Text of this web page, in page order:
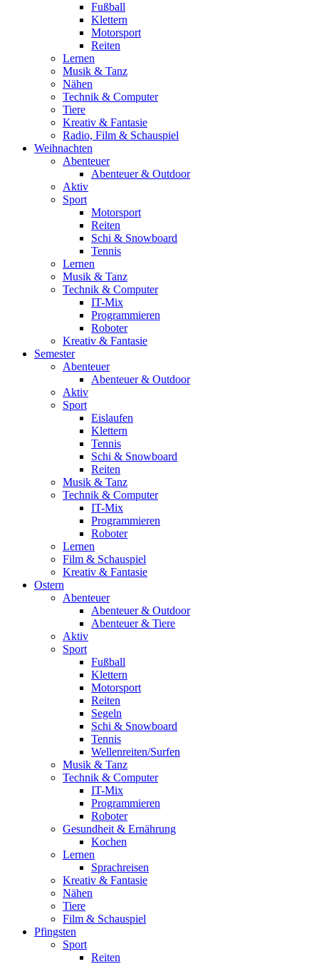
Fußball
Klettern
Motorsport
Reiten
Lernen
Musik & Tanz
Nähen
Technik & Computer
Tiere
Kreativ & Fantasie
Radio, Film & Schauspiel
Weihnachten
Abenteuer
Abenteuer & Outdoor
Aktiv
Sport
Motorsport
Reiten
Schi & Snowboard
Tennis
Lernen
Musik & Tanz
Technik & Computer
IT-Mix
Programmieren
Roboter
Kreativ & Fantasie
Semester
Abenteuer
Abenteuer & Outdoor
Aktiv
Sport
Eislaufen
Klettern
Tennis
Schi & Snowboard
Reiten
Musik & Tanz
Technik & Computer
IT-Mix
Programmieren
Roboter
Lernen
Film & Schauspiel
Kreativ & Fantasie
Ostern
Abenteuer
Abenteuer & Outdoor
Abenteuer & Tiere
Aktiv
Sport
Fußball
Klettern
Motorsport
Reiten
Segeln
Schi & Snowboard
Tennis
Wellenreiten/Surfen
Musik & Tanz
Technik & Computer
IT-Mix
Programmieren
Roboter
Gesundheit & Ernährung
Kochen
Lernen
Sprachreisen
Kreativ & Fantasie
Nähen
Tiere
Film & Schauspiel
Pfingsten
Sport
Reiten